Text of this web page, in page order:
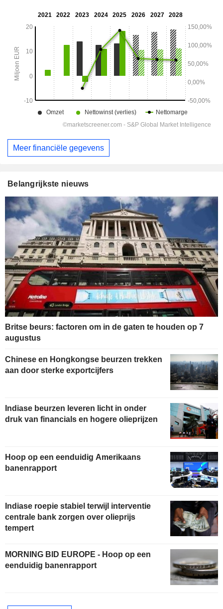
Meer financiële gegevens
Belangrijkste nieuws
Britse beurs: factoren om in de gaten te houden op 7
augustus
Chinese en Hongkongse beurzen trekken
aan door sterke exportcijfers
Indiase beurzen leveren licht in onder
druk van financials en hogere olieprijzen
Hoop op een eenduidig Amerikaans
banenrapport
Indiase roepie stabiel terwijl interventie
centrale bank zorgen over olieprijs
tempert
MORNING BID EUROPE - Hoop op een
eenduidig banenrapport